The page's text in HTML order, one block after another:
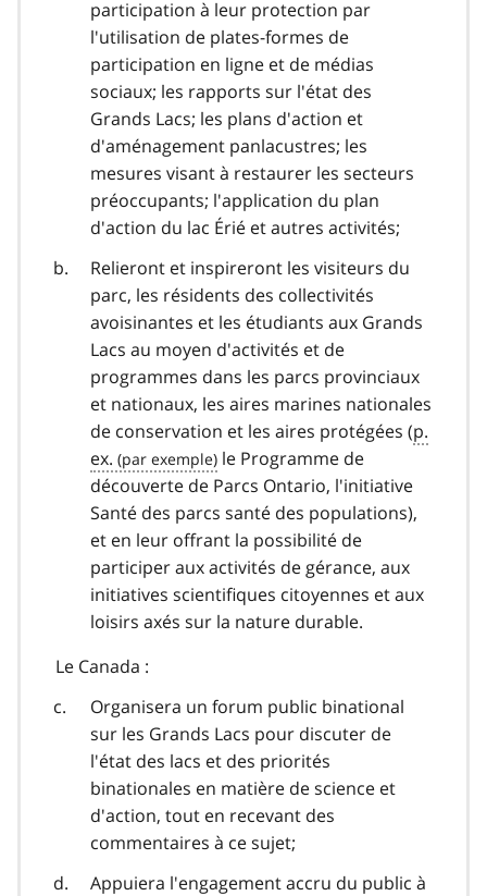
participation à leur protection par
l'utilisation de plates-formes de
participation en ligne et de médias
sociaux; les rapports sur l'état des
Grands Lacs; les plans d'action et
d'aménagement panlacustres; les
mesures visant à restaurer les secteurs
préoccupants; l'application du plan
d'action du lac Érié et autres activités;
Relieront et inspireront les visiteurs du
parc, les résidents des collectivités
avoisinantes et les étudiants aux Grands
Lacs au moyen d'activités et de
programmes dans les parcs provinciaux
et nationaux, les aires marines nationales
de conservation et les aires protégées (p.
ex.
le Programme de
découverte de Parcs Ontario, l'initiative
Santé des parcs santé des populations),
et en leur offrant la possibilité de
participer aux activités de gérance, aux
initiatives scientifiques citoyennes et aux
loisirs axés sur la nature durable.
Le Canada :
Organisera un forum public binational
sur les Grands Lacs pour discuter de
l'état des lacs et des priorités
binationales en matière de science et
d'action, tout en recevant des
commentaires à ce sujet;
Appuiera l'engagement accru du public à